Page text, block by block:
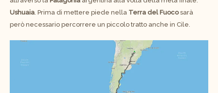
Ushuaia. Prima di mettere piede nella Terra del Fuocosarà
però necessario percorrere un piccolo tratto anche in Cile.